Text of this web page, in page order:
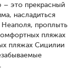
– это прекрасный
насладиться
проплыть
пляжах
пляжах Сицилии